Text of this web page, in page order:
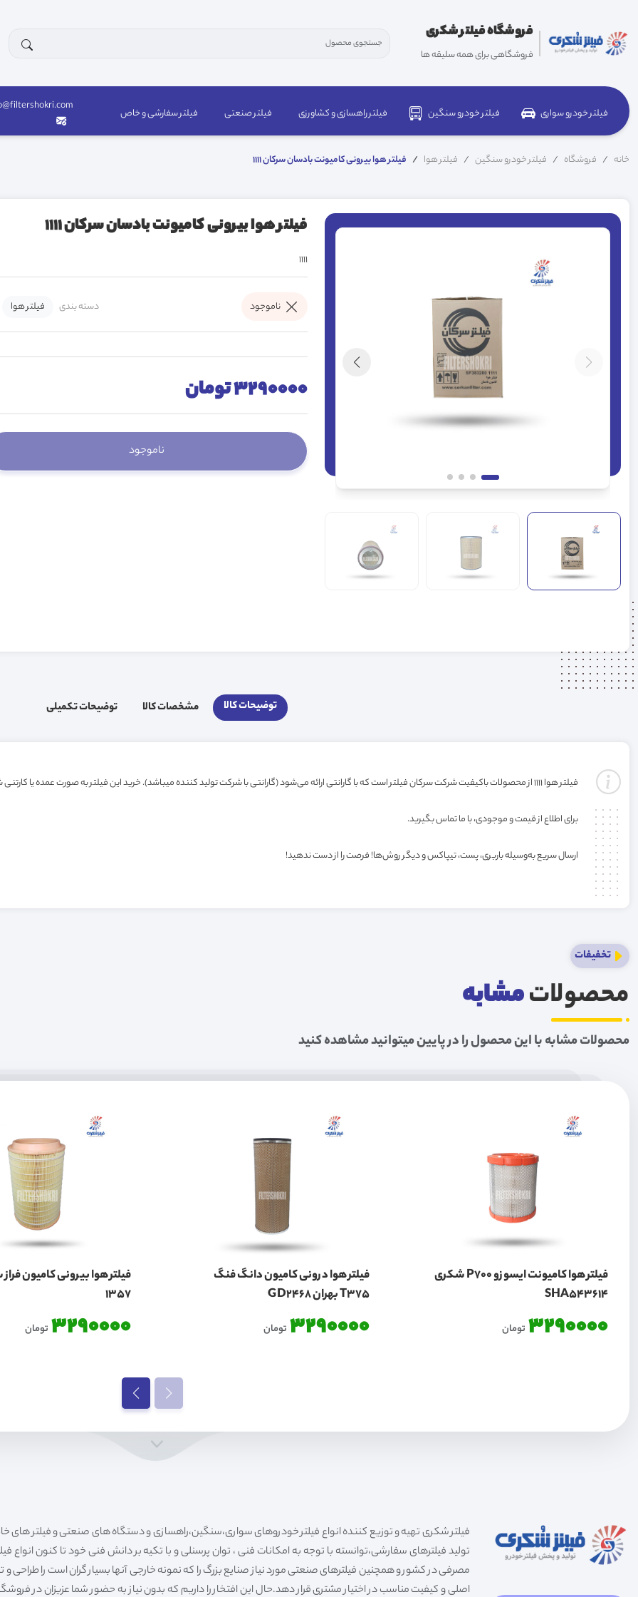
فروشگاه فیلتر شکری
فروشگاهی برای همه سلیقه ها
فیلتر خودرو سواری فیلتر خودرو سنگین فیلتر راهسازی و کشاورزی فیلتر صنعتی فیلتر سفارشی و خاص
خانه فروشگاه فیلتر خودرو سنگین فیلتر هوا فیلتر هوا بیرونی کامیونت بادسان سرکان 1111
فیلتر هوا بیرونی کامیونت بادسان سرکان 1111
1111
ناموجود دسته بندی فیلتر هوا
3290000 تومان
توضیحات کالا مشخصات کالا توضیحات تکمیلی
فیلتر هوا 1111 از محصولات باکیفیت شرکت سرکان فیلتر است که با گارانتی ارائه می‌شود (گارانتی با شرکت تولید کننده میباشد). خرید این فیلتر به صورت عمده یا کارتنی شامل تخفیف ویژه فروشگاه می‌باشد.
برای اطلاع از قیمت و موجودی، با ما تماس بگیرید.
ارسال سریع به‌وسیله باربری، پست، تیپاکس و دیگر روش‌ها! فرصت را از دست ندهید!
تخفیفات
محصولاتمشابه
محصولات مشابه با این محصول را در پایین میتوانید مشاهده کنید
فیلتر هوا کامیونت ایسوزو P700 شکری
SHA543614
3290000 تومان
فیلتر هوا درونی کامیون دانگ فنگ
T375 بهران GD2468
3290000 تومان
فیلتر هوا بیرونی کامیون
1357
3290000 تومان
تولید فیلترهای سفارشی،توانسته با توجه به امکانات فنی ، توان پرسنلی و با تکیه بر دانش فنی خود تا کنون انواع
مصرفی در کشور و همچنین فیلترهای صنعتی مورد نیاز صنایع بزرگ را که نمونه خارجی آنها بسیار گران است را طراحی و
اصلی و کیفیت مناسب در اختیار مشتری قرار دهد.حال این افتخار را داریم که بدون نیاز به حضور شما عزیزان در